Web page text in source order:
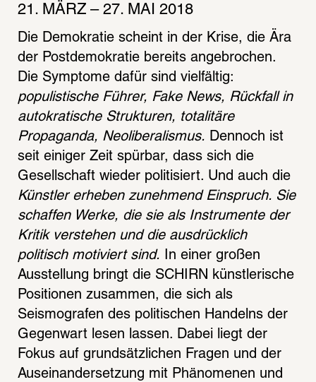
21. MÄRZ – 27. MAI 2018
Die Demokratie scheint in der Krise, die Ära
der Postdemokratie bereits angebrochen.
populistische Führer, Fake News, Rückfall in
autokratische Strukturen, totalitäre
Propaganda, Neoliberalismus. Dennoch ist
seit einiger Zeit spürbar, dass sich die
Künstler erheben zunehmend Einspruch. Sie
schaffen Werke, die sie als Instrumente der
Kritik verstehen und die ausdrücklich
politisch motiviert sind. In einer großen
Ausstellung bringt die SCHIRN künstlerische
Positionen zusammen, die sich als
Seismografen des politischen Handelns der
Gegenwart lesen lassen. Dabei liegt der
Fokus auf grundsätzlichen Fragen und der
Auseinandersetzung mit Phänomenen und